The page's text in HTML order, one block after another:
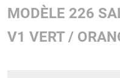
MODÈLE 226
V1 VERT /